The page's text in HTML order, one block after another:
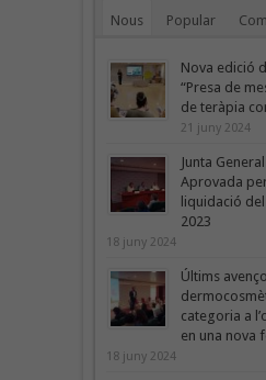
Nous Popular
Nova edició
“Presa de
de teràpia
21 juny 2024
Junta
Aprovada
liquidació
2023
18 juny 2024
Últims
categoria a
en una nova
18 juny 2024